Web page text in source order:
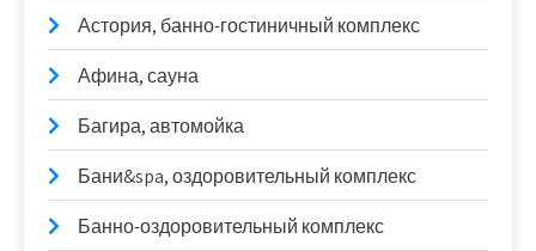
Астория, банно-гостиничный комплекс
Афина, сауна
Багира, автомойка
Бани&spa, оздоровительный комплекс
Банно-оздоровительный комплекс